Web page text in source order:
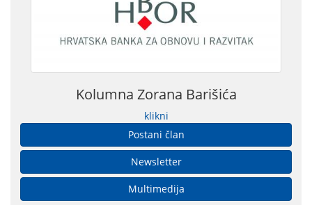
Kolumna Zorana Barišića
klikni
Postani član
Newsletter
Multimedija